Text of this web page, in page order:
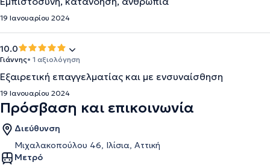
19 Ιανουαρίου 2024
10.0
Γιάννης• 1 αξιολόγηση
Εξαιρετική επαγγελματίας και με ενσυναίσθηση
19 Ιανουαρίου 2024
Πρόσβαση και επικοινωνία
Διεύθυνση
Μιχαλακοπούλου 46, Ιλίσια, Αττική
Μετρό